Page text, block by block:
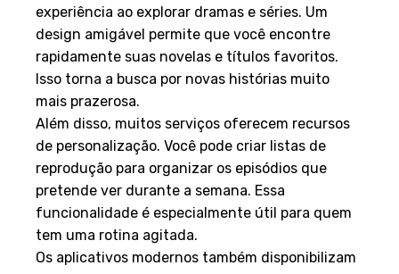
experiência ao explorar dramas e séries. Um
design amigável permite que você encontre
rapidamente suas novelas e títulos favoritos.
Isso torna a busca por novas histórias muito
mais prazerosa.
Além disso, muitos serviços oferecem recursos
de personalização. Você pode criar listas de
reprodução para organizar os episódios que
pretende ver durante a semana. Essa
funcionalidade é especialmente útil para quem
tem uma rotina agitada.
Os aplicativos modernos também disponibilizam